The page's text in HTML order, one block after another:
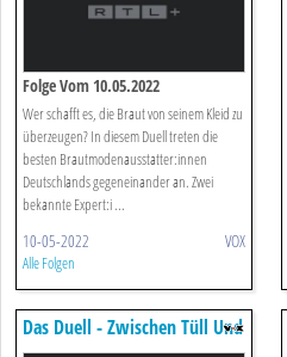
Folge Vom 10.05.2022
Wer schafft es, die Braut von seinem Kleid zu
überzeugen? In diesem Duell treten die
besten Brautmodenausstatter:innen
Deutschlands gegeneinander an. Zwei
bekannte Expert:i ...
10-05-2022 VOX
Alle Folgen
Das Duell - Zwischen Tüll Und
Tränen